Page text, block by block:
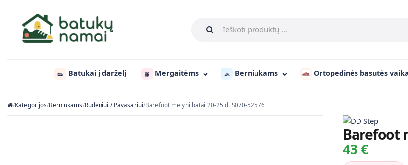
👟 Batukai į darželį 🎀 Mergaitėms 🧢 Berniukams Ortopedinės basutės
/Kategorijos/Berniukams/Rudeniui / Pavasariui/Barefoot mėlyni batai 20-25 d. S070-52576
Barefoot
43 €